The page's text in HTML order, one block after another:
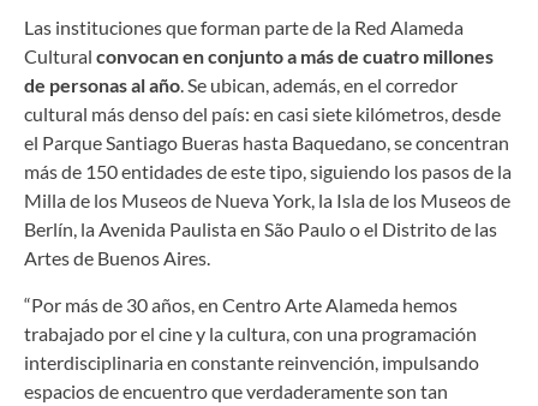
Las instituciones que forman parte de la Red Alameda
Cultural convocan en conjunto a más de cuatro millones
de personas al año. Se ubican, además, en el corredor
cultural más denso del país: en casi siete kilómetros, desde
el Parque Santiago Bueras hasta Baquedano, se concentran
más de 150 entidades de este tipo, siguiendo los pasos de la
Milla de los Museos de Nueva York, la Isla de los Museos de
Berlín, la Avenida Paulista en São Paulo o el Distrito de las
Artes de Buenos Aires.
“Por más de 30 años, en Centro Arte Alameda hemos
trabajado por el cine y la cultura, con una programación
interdisciplinaria en constante reinvención, impulsando
espacios de encuentro que verdaderamente son tan